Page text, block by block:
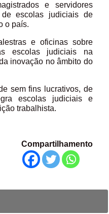
e servidores
de escolas judiciais de
o país.
e oficinas sobre
escolas judiciais na
inovação no âmbito do
sem fins lucrativos, de
escolas judiciais e
trabalhista.
Compartilhamento